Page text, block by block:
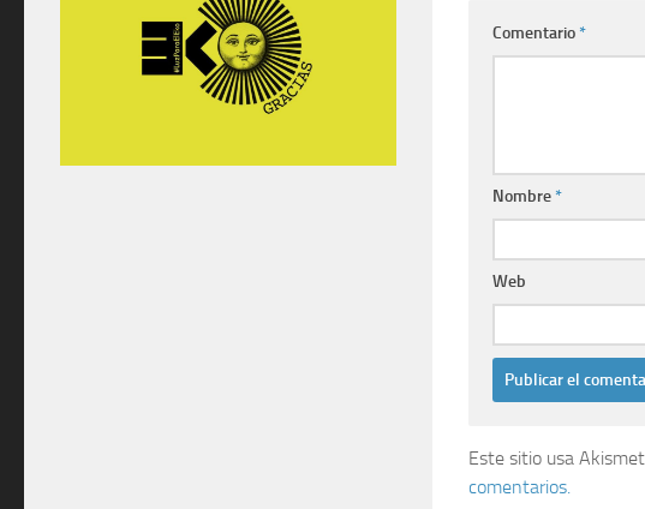
Comentario*
Nombre*
Web
Este sitio usa
comentarios.